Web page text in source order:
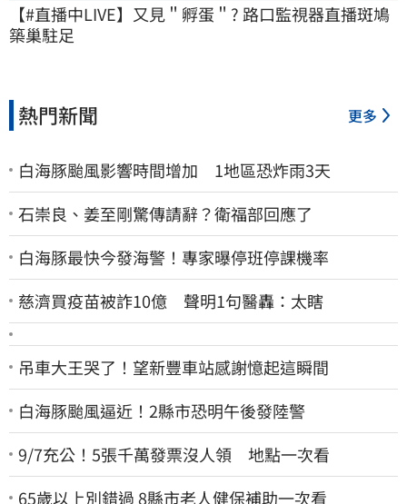
【#直播中LIVE】又見＂孵蛋＂? 路口監視器直播斑鳩
築巢駐足
熱門新聞 更多
白海豚颱風影響時間增加 1地區恐炸雨3天
石崇良、姜至剛驚傳請辭？衛福部回應了
白海豚最快今發海警！專家曝停班停課機率
慈濟買疫苗被詐10億 聲明1句醫轟：太瞎
吊車大王哭了！望新豐車站感謝憶起這瞬間
白海豚颱風逼近！2縣市恐明午後發陸警
9/7充公！5張千萬發票沒人領 地點一次看
65歲以上別錯過 8縣市老人健保補助一次看